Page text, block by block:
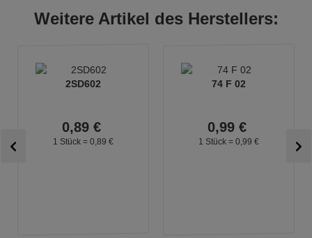
Weitere Artikel des Herstellers:
2SD602
0,89 €
1 Stück = 0, 89 €
74 F 02
0,99 €
1 Stück = 0, 99 €